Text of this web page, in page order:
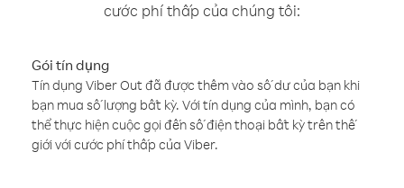
cước phí thấp của chúng tôi:
Gói tín dụng
Tín dụng Viber Out đã được thêm vào số dư của bạn khi
bạn mua số lượng bất kỳ. Với tín dụng của mình, bạn có
thể thực hiện cuộc gọi đến số điện thoại bất kỳ trên thế
giới với cước phí thấp của Viber.